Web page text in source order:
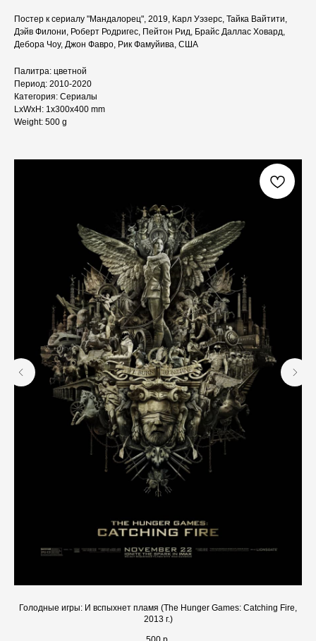
Постер к сериалу "Мандалорец", 2019, Карл Уэзерс, Тайка Вайтити,
Дэйв Филони, Роберт Родригес, Пейтон Рид, Брайс Даллас Ховард,
Дебора Чоу, Джон Фавро, Рик Фамуйива, США
Палитра: цветной
Период: 2010-2020
Категория: Сериалы
LxWxH: 1x300x400 mm
Weight: 500 g
Голодные игры: И вспыхнет пламя (The Hunger Games: Catching Fire,
2013 г.)